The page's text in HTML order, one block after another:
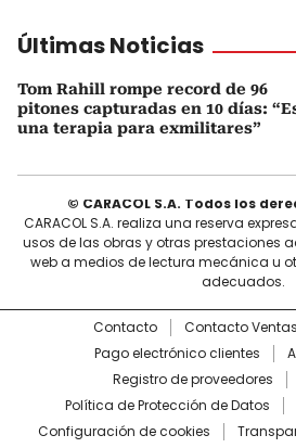
Últimas Noticias
Tom Rahill rompe record de 96
pitones capturadas en 10 días:
una terapia para exmilitares”
© CARACOL S.A. Todos los
CARACOL S.A. realiza una reserva
usos de las obras y otras prestaciones
web a medios de lectura mecánica u
adecuados.
Contacto Contacto Ventas
Pago electrónico clientes
Registro de proveedores
Política de Protección de Datos
Configuración de cookies